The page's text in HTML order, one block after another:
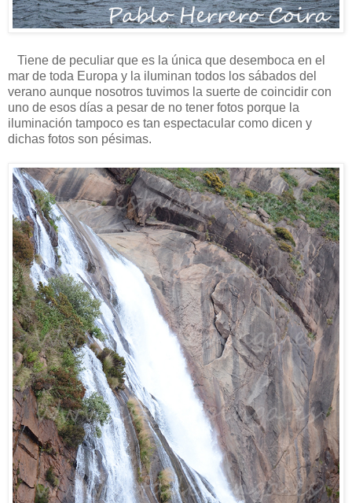
Tiene de peculiar que es la única que desemboca en el
mar de toda Europa y la iluminan todos los sábados del
verano aunque nosotros tuvimos la suerte de coincidir con
uno de esos días a pesar de no tener fotos porque la
iluminación tampoco es tan espectacular como dicen y
dichas fotos son pésimas.